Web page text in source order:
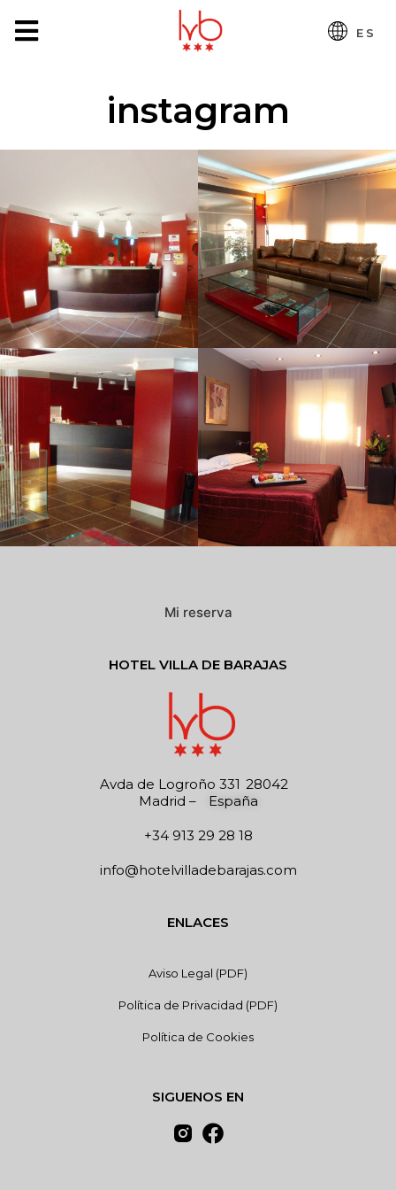
ES
instagram
Mi reserva
HOTEL VILLA DE BARAJAS
Avda de Logroño 331 28042
Madrid – España
+34 913 29 28 18
info@hotelvilladebarajas.com
ENLACES
Aviso Legal (PDF)
Política de Privacidad (PDF)
Política de Cookies
SIGUENOS EN